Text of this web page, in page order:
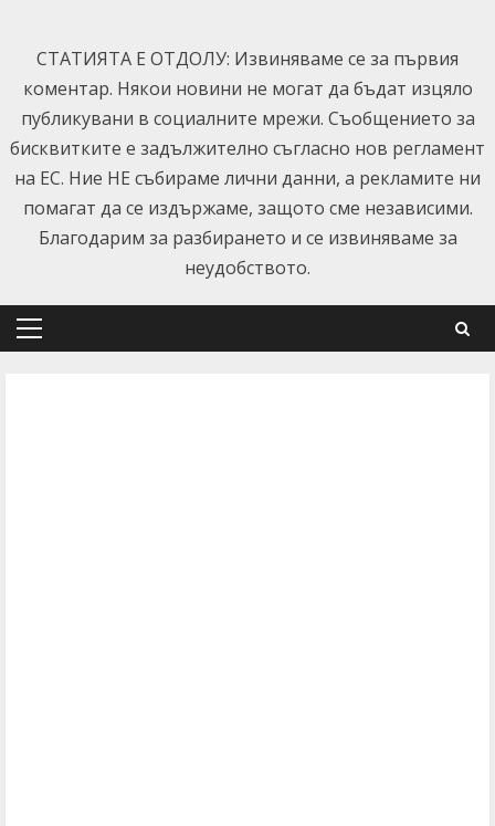
content
СТАТИЯТА Е ОТДОЛУ: Извиняваме се за първия
коментар. Някои новини не могат да бъдат изцяло
публикувани в социалните мрежи. Съобщението за
бисквитките е задължително съгласно нов регламент
на ЕС. Ние НЕ събираме лични данни, а рекламите ни
помагат да се издържаме, защото сме независими.
Благодарим за разбирането и се извиняваме за
неудобството.
Primary